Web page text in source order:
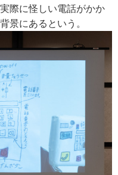
際に怪しい電話がかか
景にあるという。